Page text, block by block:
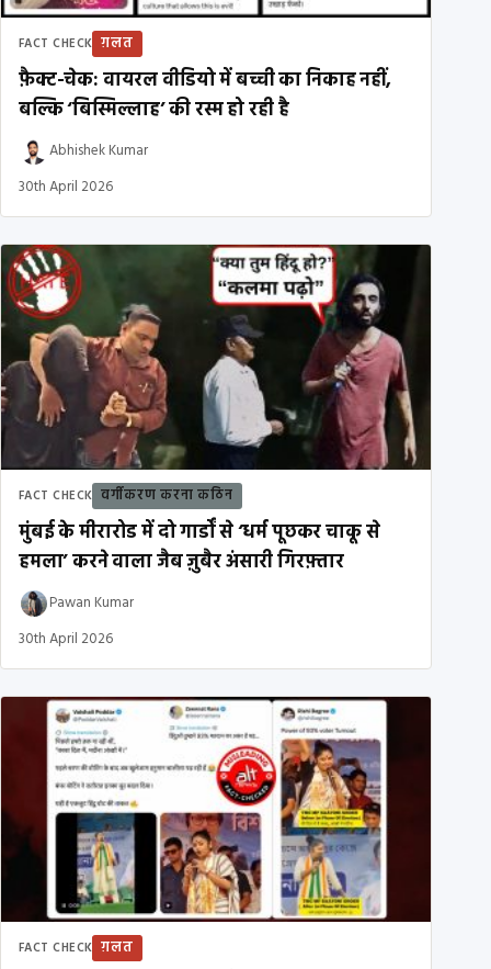
FACT CHECK ग़लत
फ़ैक्ट-चेक: वायरल वीडियो में बच्ची का निकाह नहीं,
बल्कि ‘बिस्मिल्लाह’ की रस्म हो रही है
Abhishek Kumar
30th April 2026
FACT CHECK वर्गीकरण करना कठिन
मुंबई के मीरारोड में दो गार्डों से ‘धर्म पूछकर चाकू से
हमला’ करने वाला जैब ज़ुबैर अंसारी गिरफ़्तार
Pawan Kumar
30th April 2026
FACT CHECK ग़लत